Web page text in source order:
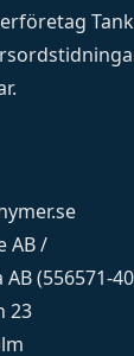
.
AB /
(556571-
23